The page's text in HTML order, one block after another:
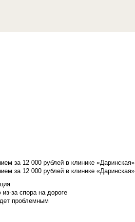
за 12 000 рублей в клинике «Даринская»
за 12 000 рублей в клинике «Даринская»
за спора на дороге
проблемным